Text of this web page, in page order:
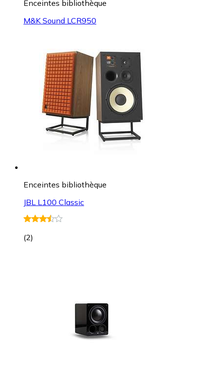
Enceintes bibliothèque
M&K Sound LCR950
Enceintes bibliothèque
JBL L100 Classic
(2)